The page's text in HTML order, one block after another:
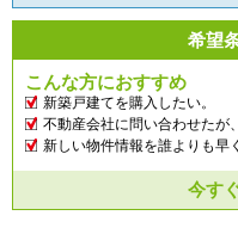
希望
こんな方におすすめ
新築戸建てを購入したい。
不動産会社に問い合わせたが
新しい物件情報を誰よりも早
今す